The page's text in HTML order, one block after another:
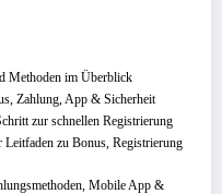
Methoden im Überblick
Zahlung, App & Sicherheit
zur schnellen Registrierung
zu Bonus, Registrierung
Mobile App &